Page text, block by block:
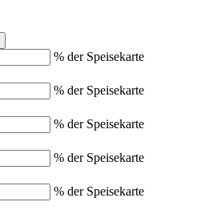
% der Speisekarte
% der Speisekarte
% der Speisekarte
% der Speisekarte
% der Speisekarte